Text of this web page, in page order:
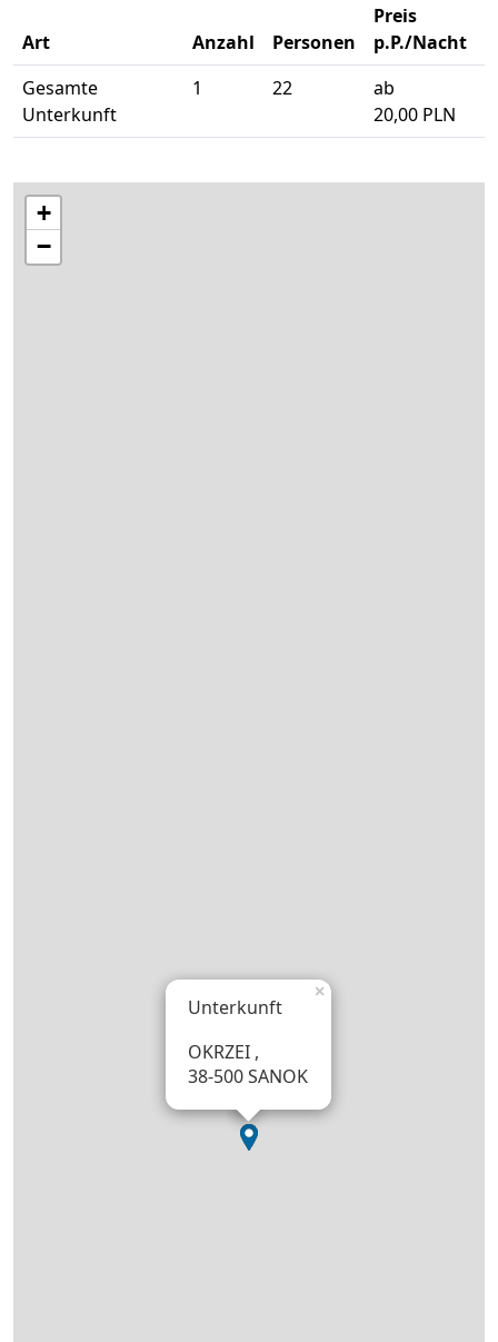
Art Anzahl Personen
Preis
p.P./Nacht
Gesamte
Unterkunft
1 22
ab
20,00 PLN
Unterkunft
OKRZEI ,
38-500 SANOK
×
+
−